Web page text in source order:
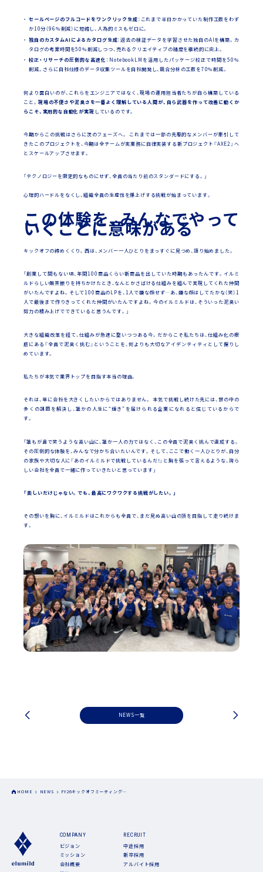
セールページのフルコードをワンクリック生成：これまで半日かかっていた制作工数をわず
か10分（96％削減）に短縮し、人為的ミスもゼロに。
独自のカスタムAIによるカタログ生成：過去の検証データを学習させた独自のAIを構築。カ
タログの考案時間を50％削減しつつ、売れるクリエイティブの精度を継続的に向上。
校正・リサーチの圧倒的な高速化 ：NotebookLMを活用したパッケージ校正で時間を50％
削減。さらに自社仕様のデータ収集ツールを自社開発し、競合分析の工数を70％削減。
何より面白いのが、これらをエンジニアではなく、現場の運用担当者たちが自ら構築している
こと。 現場の不便さや泥臭さを一番よく理解している人間が、自ら武器を作って改善に動くか
らこそ、実用的な自動化が実現 しているのです。
今期からこの挑戦はさらに次のフェーズへ。 これまでは一部の先駆的なメンバーが牽引して
きたこのプロジェクトを、今期は全チームが実業務に自律実装する新プロジェクト『AXE2』へ
とスケールアップさせます。
「テクノロジーを限定的なものにせず、全員の当たり前のスタンダードにする。」
心理的ハードルをなくし、組織全員の生産性を爆上げする挑戦が始まっています。
この体験を、みんなでやって
いくことに意味がある
キックオフの締めくくり。西は、メンバー一人ひとりをまっすぐに見つめ、語り始めました。
「創業して間もない頃、年間100商品くらい新商品を出していた時期もあったんです。イルミ
ルドらしい無茶振りを持ちかけたとき、なんとかさばける仕組みを組んで実現してくれた仲間
がいたんですよね。そして100商品のLPを、1人で嫌な顔せず…あ、嫌な顔はしてたかな（笑）1
人で最後まで作りきってくれた仲間がいたんですよね。今のイルミルドは、そういった泥臭い
努力の積み上げでできていると思うんです。」
大きな組織改革を経て、仕組みが急速に整いつつある今。だからこそ私たちは、仕組み化の根
底にある『全員で泥臭く挑む』ということを、何よりも大切なアイデンティティとして握りし
めています。
私たちが本気で業界トップを目指す本当の理由。
それは、単に会社を大きくしたいからではありません。 本気で挑戦し続けた先には、世の中の
多くの課題を解決し、誰かの人生に“輝き”を届けられる企業になれると信じているからで
す。
「誰もが鼻で笑うような高い山に、誰か一人の力ではなく、この全員で泥臭く挑んで達成する。
その圧倒的な体験を、みんなで分かち合いたいんです。そして、ここで働く一人ひとりが、自分
の家族や大切な人に『あのイルミルドで挑戦しているんだ！』と胸を張って言えるような、誇ら
しい会社を全員で一緒に作っていきたいと思っています」
「楽しいだけじゃない。でも、最高にワクワクする挑戦がしたい。」
その想いを胸に、イルミルドはこれからも全員で、まだ見ぬ高い山の頂を目指して走り続けま
す。
NEWS一覧
HOME NEWS FY26キックオフミーティング…
COMPANY
ビジョン
ミッション
会社概要
RECRUIT
中途採用
新卒採用
アルバイト採用